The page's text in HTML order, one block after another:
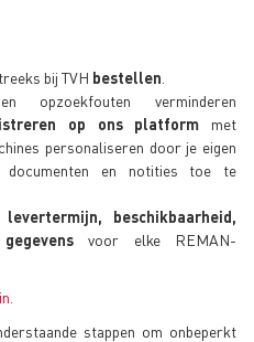
bij TVH bestellen
opzoekfouten verminderen
op ons platform met
personaliseren door je eigen
documenten en notities toe te
beschikbaarheid,
voor elke REMAN-
stappen om onbeperkt